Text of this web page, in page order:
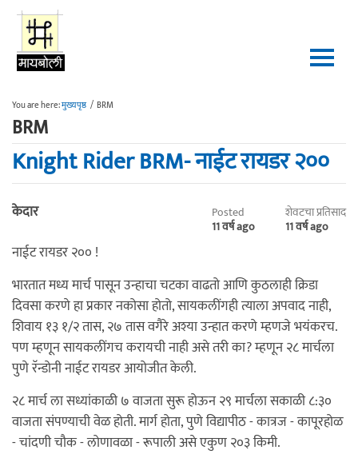
Skip to main content
You are here:मुख्यपृष्ठ / BRM
BRM
Knight Rider BRM- नाईट रायडर २००
केदार Posted
11 वर्ष ago
शेवटचा प्रतिसाद
11 वर्ष ago
नाईट रायडर २०० !
भारतात मध्य मार्च पासून उन्हाचा चटका वाढतो आणि कुठलाही क्रिडा
दिवसा करणे हा प्रकार नकोसा होतो, सायकलींगही त्याला अपवाद नाही,
शिवाय १३ १/२ तास, २७ तास वगैरे अश्या उन्हात करणे म्हणजे भयंकरच.
पण म्हणून सायकलींगच करायची नाही असे तरी का? म्हणून २८ मार्चला
पुणे रॅन्डोनी नाईट रायडर आयोजीत केली.
२८ मार्च ला सध्यांकाळी ७ वाजता सुरू होऊन २९ मार्चला सकाळी ८:३०
वाजता संपण्याची वेळ होती. मार्ग होता, पुणे विद्यापीठ - कात्रज - कापूरहोळ
- चांदणी चौक - लोणावळा - रूपाली असे एकुण २०३ किमी.